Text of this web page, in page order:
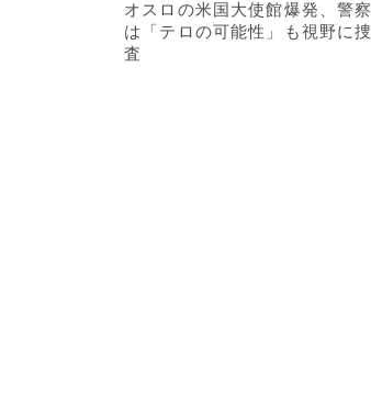
オスロの米国大使館爆発、警察
は「テロの可能性」も視野に捜
査